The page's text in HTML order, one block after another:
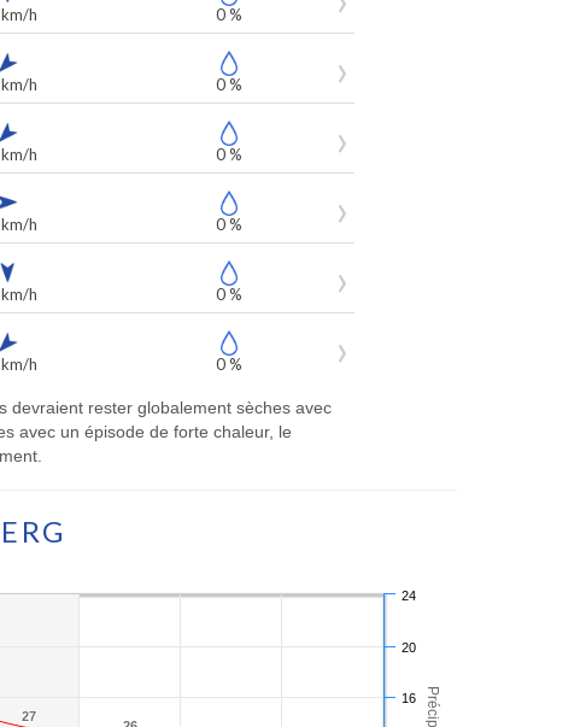
h 0 %
h 0 %
h 0 %
h 0 %
h 0 %
h 0 %
devraient rester globalement sèches avec
avec un épisode de forte chaleur, le
27
27
16
20
24